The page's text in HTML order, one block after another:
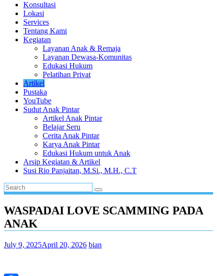
Konsultasi
Lokasi
Services
Tentang Kami
Kegiatan
Layanan Anak & Remaja
Layanan Dewasa-Komunitas
Edukasi Hukum
Pelatihan Privat
Artikel
Pustaka
YouTube
Sudut Anak Pintar
Artikel Anak Pintar
Belajar Seru
Cerita Anak Pintar
Karya Anak Pintar
Edukasi Hukum untuk Anak
Arsip Kegiatan & Artikel
Susi Rio Panjaitan, M.Si., M.H., C.T
WASPADAI LOVE SCAMMING PADA
ANAK
July 9, 2025April 20, 2026 bian